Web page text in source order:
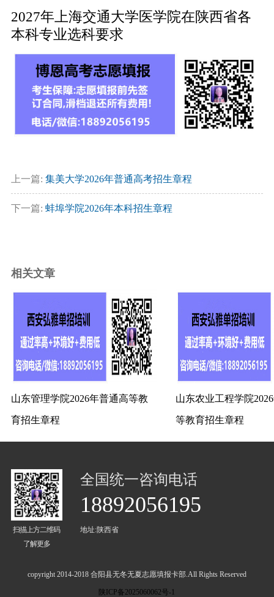
2027年上海交通大学医学院在陕西省各
本科专业选科要求
上一篇: 集美大学2026年普通高考招生章程
下一篇: 蚌埠学院2026年本科招生章程
相关文章
山东管理学院2026年普通高等教
育招生章程
山东农业工程学院
等教育招生章程
扫描上方二维码
了解更多
全国统一咨询电话
18892056195
地址:陕西省
copyright 2014-2018 合阳县无冬无夏志愿填报卡部.All Rights Reserved
陕ICP备2025060062号-1